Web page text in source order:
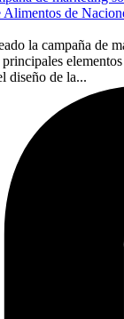
de
la campaña de
diseño de la...